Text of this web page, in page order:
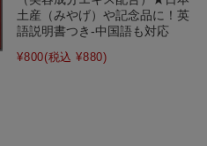
土産（みやげ）や記念品に！英
語説明書つき-中国語も対応
¥800(税込 ¥880)